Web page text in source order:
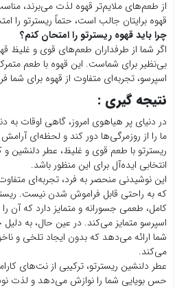
در دنیای پر هیاهوی امروز، گاهی اوقات به
ما را از روزمرگی‌ها دور کند و لحظه‌ای
ریسترتو با طعم قوی و غلیظ، عطر دلنشین و
انتخابی ایده‌آل برای این منظور باشد.
این نوشیدنی منحصر به فرد، تجربه‌ای متفاوت
که به راحتی قابل فراموش شدن نیست.
کامل، طعمی جسورانه و متمایز دارد که آن را
اسپرسو متمایز می‌کند. در عین حال، به دلیل
شما ارائه می‌دهد که بدون ایجاد تلخی و
می‌کند.
عطر دلنشین ریسترتو، ترکیبی از نت‌های
حس بویایی شما را نوازش می‌دهد و لذت
می‌کند.
اگر به دنبال یک قهوه خاص و منحصر به فرد
این نوشیدنی بی‌نظیر، شما را به سفری
دلنشینی را برایتان رقم خواهد زد.
معرفی قهوه ریسترتوبه شما کمک می‌کند تا
بهتر بشناسید و از طعم و عطر دلنشین آن لذت